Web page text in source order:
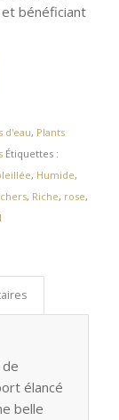
bénéficiant
d'eau, Plants
Étiquettes :
, Humide,
, Riche, rose,
élancé
belle